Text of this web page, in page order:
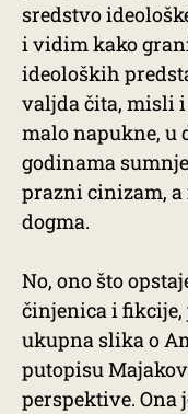
sredstvo
i vidim kako
ideoloških
valjda čita, misli
malo napukne, u
godinama
prazni cinizam, a
dogma.
No, ono što
činjenica i
ukupna slika o
putopisu
perspektive. Ona